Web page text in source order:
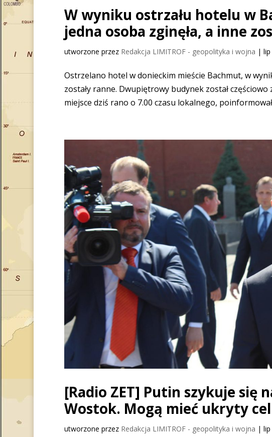
W wyniku ostrzału hotelu w
jedna osoba zginęła, a inne
utworzone przez Redakcja LIMITROF - geopolityka i wojna |
Ostrzelano hotel w donieckim mieście Bachmut, w
zostały ranne. Dwupiętrowy budynek został
miejsce dziś rano o 7.00 czasu lokalnego,
[Radio ZET] Putin szykuje się
Wostok. Mogą mieć ukryty cel
utworzone przez Redakcja LIMITROF - geopolityka i wojna |